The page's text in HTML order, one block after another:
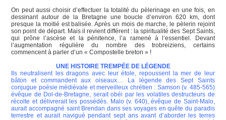
On peut aussi choisir d’effectuer la totalité du pèlerinage en une fois, en
dessinant autour de la Bretagne une boucle d’environ 620 km, dont
presque la moitié est balisée. Après un mois de marche, le pèlerin rejoint
son point de départ. Mais il revient différent : la spiritualité des Sept Saints,
qui prône l’ascèse et la pénitence, l’a ramené à l’essentiel. Devant
l’augmentation régulière du nombre des trobreiziens, certains
commencent à parler d’un « Compostelle breton » !
UNE HISTOIRE TREMPÉE DE LÉGENDE
Ils neutralisent les dragons avec leur étole, repoussent la mer de leur
bâton et commandent aux oiseaux… La légende des Sept Saints
conjugue poésie médiévale et merveilleux chrétien : Samson (v. 485-565)
évêque de Dol-de-Bretagne, serait obéi par les volatiles destructeurs de
récolte et délivrerait les possédés. Malo (v. 640), évêque de Saint-Malo,
aurait accompagné saint Brendan dans ses voyages en quête du paradis
terrestre et aurait navigué pendant sept ans avant d’aborder les terres